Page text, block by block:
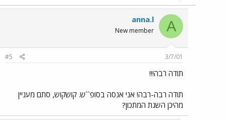
A
anna.l
New member
3/7/01
#5
תודה רבה!!!
תודה רבה-רבה! אני אנסה בסופ``ש. קושקוש, סתם מעניין
מהיכן השגת המתכון?